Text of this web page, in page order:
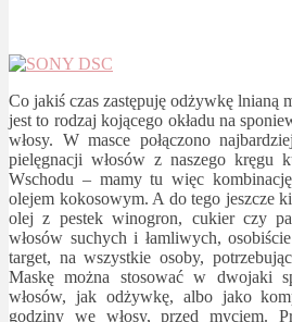
Co jakiś czas zastępuję odżywkę lnianą
jest to rodzaj kojącego okładu na
włosy. W masce połączono
pielęgnacji włosów z naszego kręgu
Wschodu – mamy tu więc
olejem kokosowym. A do tego jeszcze
olej z pestek winogron, cukier czy
włosów suchych i łamliwych,
target, na wszystkie osoby,
Maskę można stosować w dwojaki
włosów, jak odżywkę, albo jako
godziny we włosy, przed myciem.